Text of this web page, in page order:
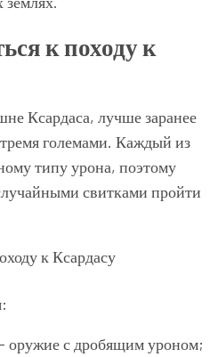
к походу к
Ксардаса, лучше заранее
тремя големами. Каждый из
типу урона, поэтому
свитками пройти
оружие с дробящим уроном;